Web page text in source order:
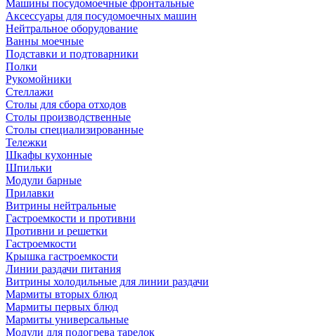
Машины посудомоечные фронтальные
Аксессуары для посудомоечных машин
Нейтральное оборудование
Ванны моечные
Подставки и подтоварники
Полки
Рукомойники
Стеллажи
Столы для сбора отходов
Столы производственные
Столы специализированные
Тележки
Шкафы кухонные
Шпильки
Модули барные
Прилавки
Витрины нейтральные
Гастроемкости и противни
Противни и решетки
Гастроемкости
Крышка гастроемкости
Линии раздачи питания
Витрины холодильные для линии раздачи
Мармиты вторых блюд
Мармиты первых блюд
Мармиты универсальные
Модули для подогрева тарелок